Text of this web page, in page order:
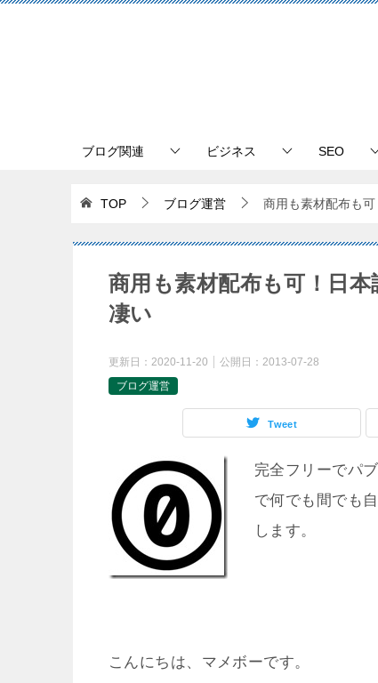
ブログ関連 ビジネス SEO
TOP ブログ運営 商用も素材配布も
商用も素材配布も可！日
凄い
更新日： 2020-11-20 公開日： 2013-07-28
ブログ運営
Tweet
完全フリーでパ
で何でも間でも
します。
こんにちは、マメボーです。